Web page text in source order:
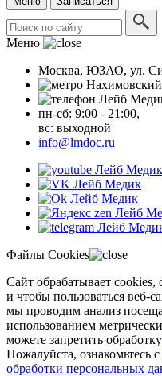
Меню
Москва, ЮЗАО, ул.
пн-сб: 9:00 - 21:00,
вc: выходной
info@lmdoc.ru
Файлы Cookies
Сайт обрабатывает cookies,
и чтобы пользоваться
мы проводим анализ
использованием
можете запретить
Пожалуйста, ознакомьтесь с
обработки персональных